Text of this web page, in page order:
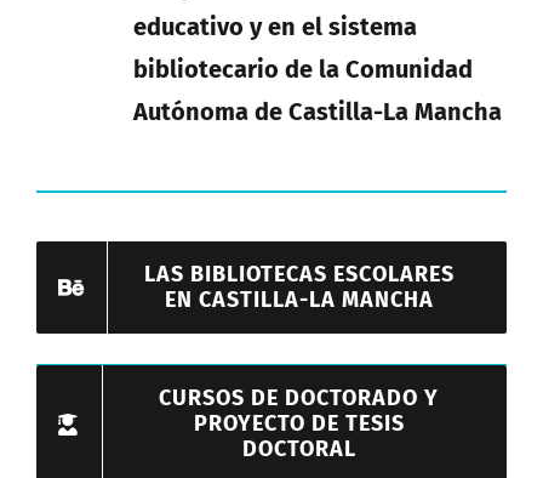
educativo y en el sistema
bibliotecario de la Comunidad
Autónoma de Castilla-La Mancha
LAS BIBLIOTECAS ESCOLARES
EN CASTILLA-LA MANCHA
CURSOS DE DOCTORADO Y
PROYECTO DE TESIS
DOCTORAL